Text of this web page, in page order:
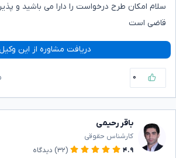
سلام امکان طرح درخواست را دارا می باشید و
قاضی است
دریافت مشاوره از این
۰
باقر رحیمی
کارشناس حقوقی
۴.۹
(۳۲) دیدگاه